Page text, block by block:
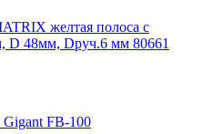
желтая полоса с
D 48мм, Dруч.6 мм 80661